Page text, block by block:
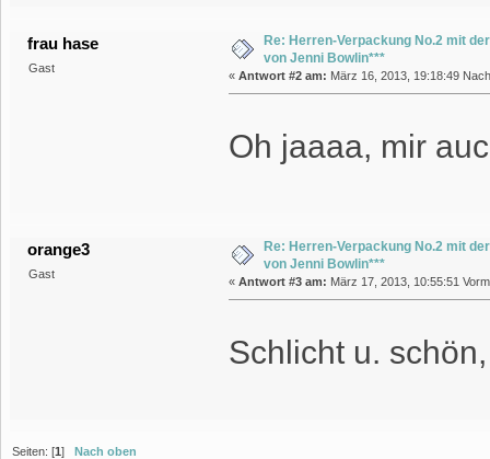
frau hase
Gast
Re: Herren-Verpackung No.2 mit
von Jenni Bowlin***
« Antwort #2 am: März 16, 2013, 19:18:49
Oh jaaaa, mir
orange3
Gast
Re: Herren-Verpackung No.2 mit
von Jenni Bowlin***
« Antwort #3 am: März 17, 2013, 10:55:51
Schlicht u.
Seiten: [1]Nach oben